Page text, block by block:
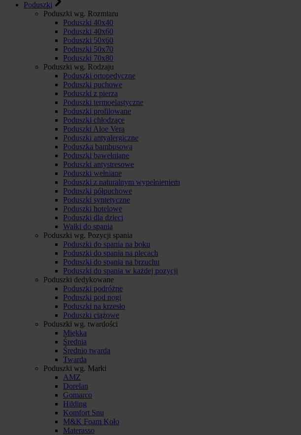
Poduszki
Poduszki wg. Rozmiaru
Poduszki 40x40
Poduszki 40x60
Poduszki 50x60
Poduszki 50x70
Poduszki 70x80
Poduszki wg. Rodzaju
Poduszki ortopedyczne
Poduszki puchowe
Poduszki z pierza
Poduszki termoelastyczne
Poduszki profilowane
Poduszki chłodzące
Poduszki Aloe Vera
Poduszki antyalergiczne
Poduszka bambusowa
Poduszki bawełniane
Poduszki antystresowe
Poduszki wełniane
Poduszki z naturalnym wypełnieniem
Poduszki półpuchowe
Poduszki syntetyczne
Poduszki hotelowe
Poduszki dla dzieci
Wałki do spania
Poduszki wg. Pozycji spania
Poduszki do spania na boku
Poduszki do spania na plecach
Poduszki do spania na brzuchu
Poduszki do spania w każdej pozycji
Poduszki dedykowane
Poduszki podróżne
Poduszki pod nogi
Poduszki na krzesło
Poduszki ciążowe
Poduszki wg. twardości
Miękka
Średnia
Średnio twarda
Twarda
Poduszki wg. Marki
AMZ
Dorelan
Gomarco
Hilding
Komfort Snu
M&K Foam Koło
Materasso